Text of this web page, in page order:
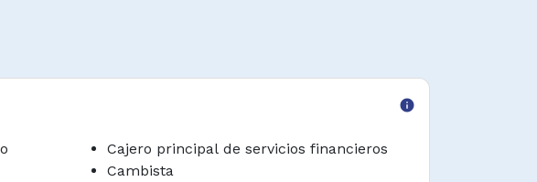
info
Cajero principal de servicios financieros
Cambista